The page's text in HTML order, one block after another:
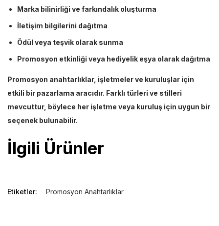
Marka bilinirliği ve farkındalık oluşturma
İletişim bilgilerini dağıtma
Ödül veya teşvik olarak sunma
Promosyon etkinliği veya hediyelik eşya olarak dağıtma
Promosyon anahtarlıklar, işletmeler ve kuruluşlar için
etkili bir pazarlama aracıdır. Farklı türleri ve stilleri
mevcuttur, böylece her işletme veya kuruluş için uygun bir
seçenek bulunabilir.
İlgili Ürünler
Etiketler: Promosyon Anahtarlıklar